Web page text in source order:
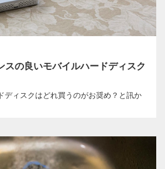
スの良いモバイルハードディスク
ディスクはどれ買うのがお奨め？と訊か